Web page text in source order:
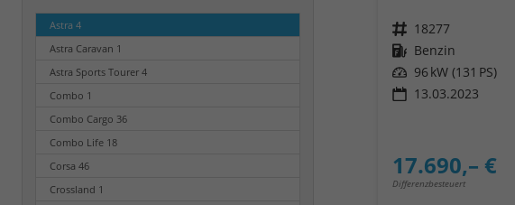
Fahrzeugnr. 18277
Kraftstoff Benzin
Leistung 96 kW (131 PS)
13.03.2023
17.690,– €
Differenzbesteuert
Astra 4
Astra Caravan 1
Astra Sports Tourer 4
Combo 1
Combo Cargo 36
Combo Life 18
Corsa 46
Crossland 1